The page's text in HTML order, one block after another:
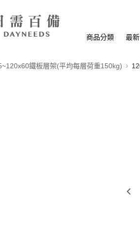
商品分類 最
鐵板層架(平均每層荷重150kg)